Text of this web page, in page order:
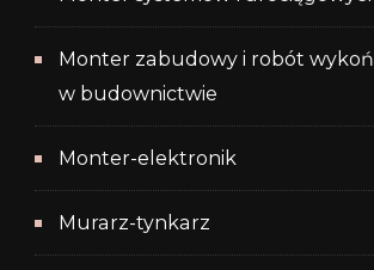
Monter zabudowy i robót
w budownictwie
Monter-elektronik
Murarz-tynkarz